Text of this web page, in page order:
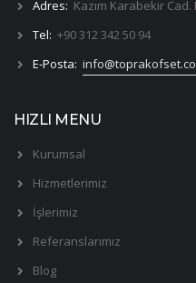
Adres: Kazım Karabekir
Tel: +90 312 342 50 94
E-Posta:
HIZLI MENU
Kurumsal
Hizmetlerimiz
İşlerimiz
Referanslarımız
Blog